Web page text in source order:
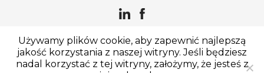
Używamy plików cookie, aby zapewnić najlepszą
jakość korzystania z naszej witryny. Jeśli będziesz
nadal korzystać z tej witryny, założymy, że jesteś z